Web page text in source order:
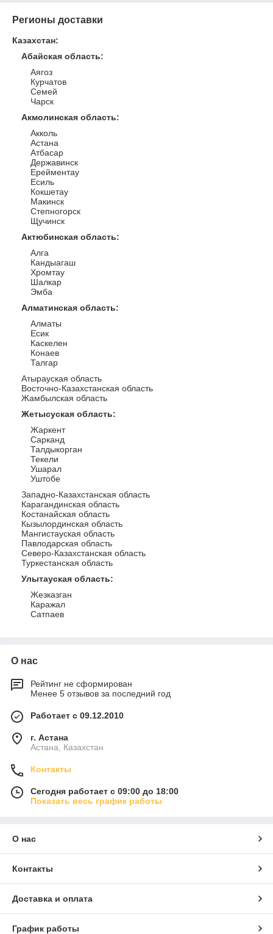
Регионы доставки
Казахстан:
Абайская область:
Аягоз
Курчатов
Семей
Чарск
Акмолинская область:
Акколь
Астана
Атбасар
Державинск
Ерейментау
Есиль
Кокшетау
Макинск
Степногорск
Щучинск
Актюбинская область:
Алга
Кандыагаш
Хромтау
Шалкар
Эмба
Алматинская область:
Алматы
Есик
Каскелен
Конаев
Талгар
Атырауская область
Восточно-Казахстанская область
Жамбылская область
Жетысуская область:
Жаркент
Сарканд
Талдыкорган
Текели
Ушарал
Уштобе
Западно-Казахстанская область
Карагандинская область
Костанайская область
Кызылординская область
Мангистауская область
Павлодарская область
Северо-Казахстанская область
Туркестанская область
Улытауская область:
Жезказган
Каражал
Сатпаев
О нас
Рейтинг не сформирован
Менее 5 отзывов за последний год
Работает с 09.12.2010
г. Астана
Астана, Казахстан
Контакты
Сегодня работает с 09:00 до 18:00
Показать весь график работы
О нас
Контакты
Доставка и оплата
График работы